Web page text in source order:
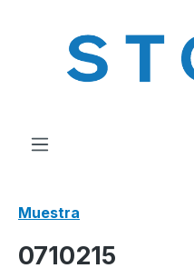
Muestra
0710215